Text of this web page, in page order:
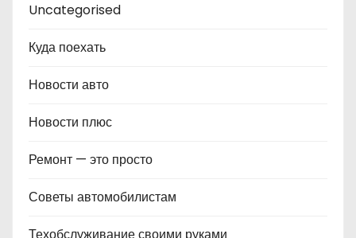
Uncategorised
Куда поехать
Новости авто
Новости плюс
Ремонт — это просто
Советы автомобилистам